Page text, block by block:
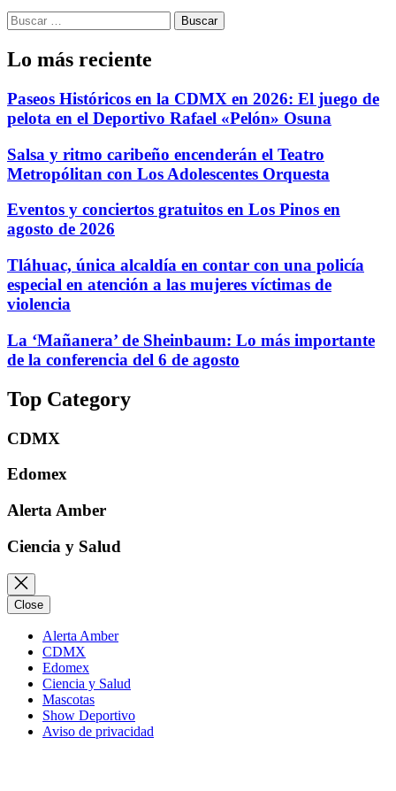
Buscar:
Lo más reciente
Paseos Históricos en la CDMX en 2026: El juego de
pelota en el Deportivo Rafael «Pelón» Osuna
Salsa y ritmo caribeño encenderán el Teatro
Metropólitan con Los Adolescentes Orquesta
Eventos y conciertos gratuitos en Los Pinos en
agosto de 2026
Tláhuac, única alcaldía en contar con una policía
especial en atención a las mujeres víctimas de
violencia
La ‘Mañanera’ de Sheinbaum: Lo más importante
de la conferencia del 6 de agosto
Top Category
CDMX
Edomex
Alerta Amber
Ciencia y Salud
Close
Alerta Amber
CDMX
Edomex
Ciencia y Salud
Mascotas
Show Deportivo
Aviso de privacidad